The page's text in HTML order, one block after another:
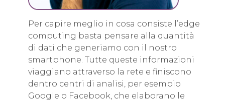
Per capire meglio in cosa consiste l’edge
computing basta pensare alla quantità
di dati che generiamo con il nostro
smartphone. Tutte queste informazioni
viaggiano attraverso la rete e finiscono
dentro centri di analisi, per esempio
Google o Facebook, che elaborano le